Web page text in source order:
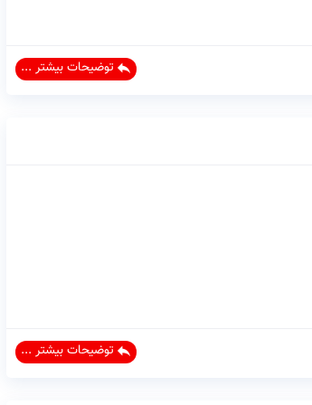
توضیحات بیشتر ...
توضیحات بیشتر ...